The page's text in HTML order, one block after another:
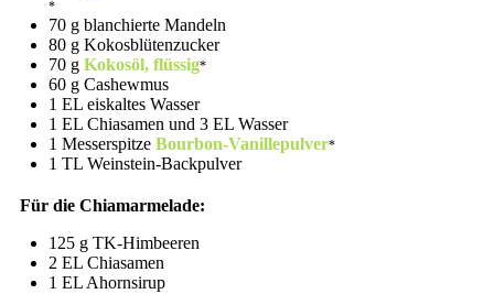
70 g blanchierte Mandeln
80 g Kokosblütenzucker
70 g Kokosöl, flüssig
60 g Cashewmus
1 EL eiskaltes Wasser
1 EL Chiasamen und 3 EL Wasser
1 Messerspitze Bourbon-Vanillepulver
1 TL Weinstein-Backpulver
Für die Chiamarmelade:
125 g TK-Himbeeren
2 EL Chiasamen
1 EL Ahornsirup